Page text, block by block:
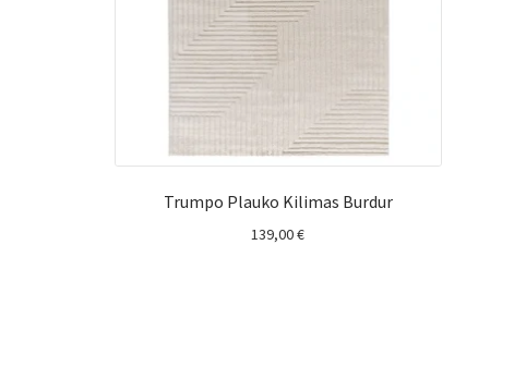
Trumpo Plauko Kilimas Burdur
139,00€